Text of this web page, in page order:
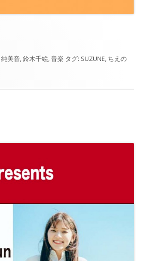
純美音,鈴木千絵,音楽 タグ: SUZUNE, ちえの